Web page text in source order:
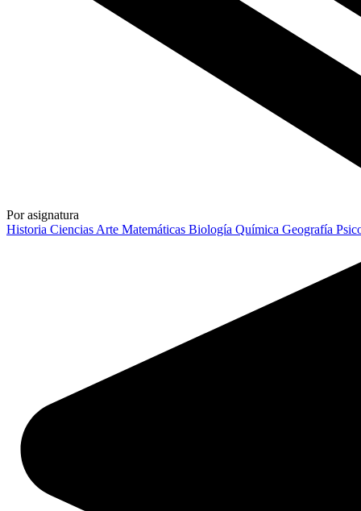
Por asignatura
Historia Ciencias Arte Matemáticas Biología Química Geografía